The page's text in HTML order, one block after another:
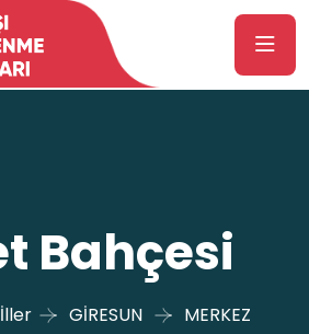
Bahçesi
İller GİRESUN MERKEZ